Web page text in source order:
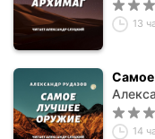
13
Самое
14